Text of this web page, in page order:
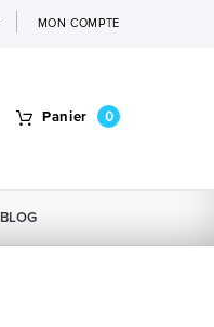
MON COMPTE
Panier 0
BLOG